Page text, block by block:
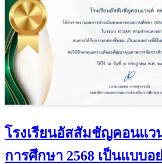
โรงเรียนอัสสัมชัญคอนแว
การศึกษา 2568 เป็นแบบ